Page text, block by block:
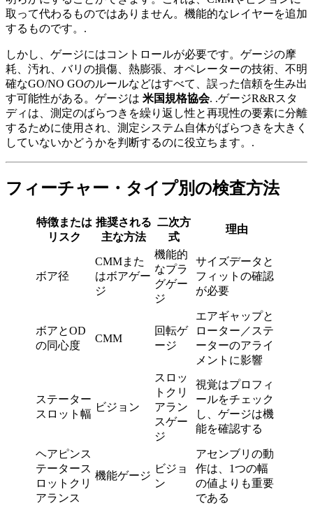
取って代わるものではありません。機能的なレイヤーを追加
するものです。.
しかし、ゲージにはコントロールが必要です。ゲージの摩
耗、汚れ、バリの損傷、熱膨張、オペレーターの技術、不明
確なGO/NO GOのルールなどはすべて、誤った信頼を生み出
す可能性がある。ゲージは 米国規格協会. .ゲージR&Rスタ
ディは、測定のばらつきを繰り返し性と再現性の要素に分離
するために使用され、測定システム自体がばらつきを大きく
していないかどうかを判断するのに役立ちます。.
フィーチャー・タイプ別の検査方法
特徴または
リスク
推奨される
主な方法
二次方
式
理由
ボア径
CMMまた
はボアゲー
ジ
機能的
なプラ
グゲー
ジ
サイズデータと
フィットの確認
が必要
ボアとOD
の同心度
CMM
回転ゲ
ージ
エアギャップと
ローター／ステ
ーターのアライ
メントに影響
ステーター
スロット幅
ビジョン
スロッ
トクリ
アラン
スゲー
ジ
視覚はプロフィ
ールをチェック
し、ゲージは機
能を確認する
ヘアピンス
テータース
ロットクリ
アランス
機能ゲージ
ビジョ
ン
アセンブリの動
作は、1つの幅
の値よりも重要
である